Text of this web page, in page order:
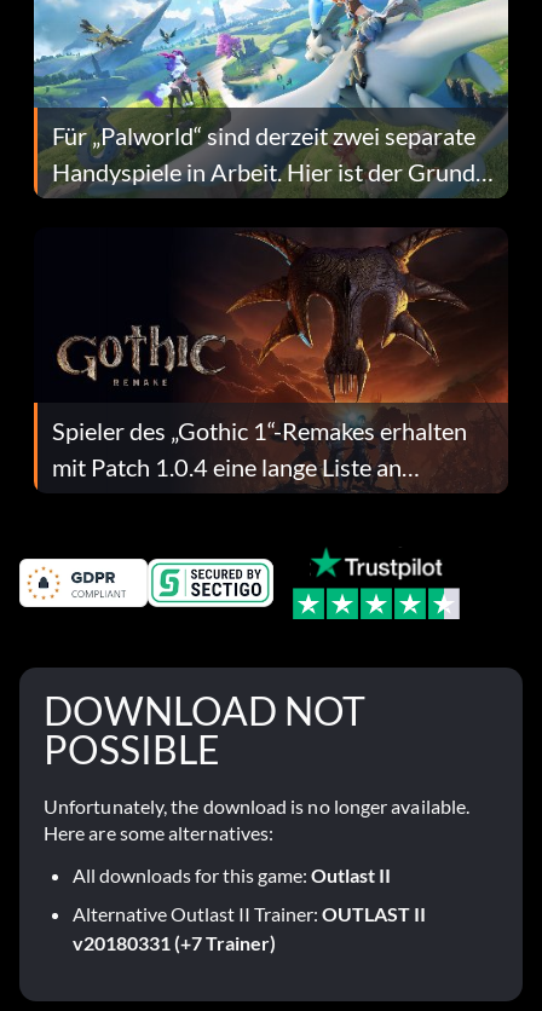
Für „Palworld“ sind derzeit zwei separate
Handyspiele in Arbeit. Hier ist der Grund
dafür.
Spieler des „Gothic 1“-Remakes erhalten
mit Patch 1.0.4 eine lange Liste an
Fehlerbehebungen
DOWNLOAD NOT
POSSIBLE
Unfortunately, the download is no longer available.
Here are some alternatives:
All downloads for this game: Outlast II
Alternative Outlast II Trainer: OUTLAST II
v20180331 (+7 Trainer)